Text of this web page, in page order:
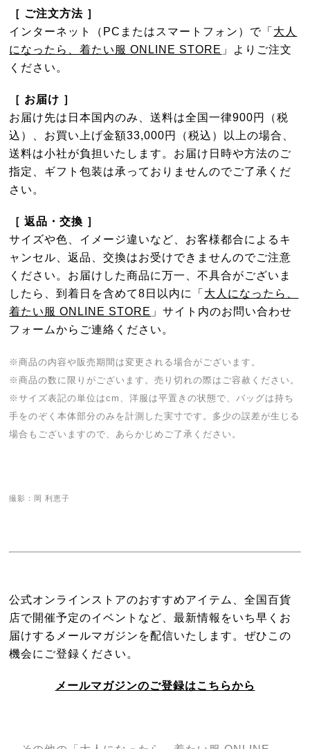
［ ご注文方法 ］
インターネット（PCまたはスマートフォン）で「大人
になったら、着たい服 ONLINE STORE 」よりご注文
ください。
［ お届け ］
お届け先は日本国内のみ、送料は全国一律900円（税
込）、お買い上げ金額33,000円（税込）以上の場合、
送料は小社が負担いたします。お届け日時や方法のご
指定、ギフト包装は承っておりませんのでご了承くだ
さい。
［ 返品・交換 ］
サイズや色、イメージ違いなど、お客様都合によるキ
ャンセル、返品、交換はお受けできませんのでご注意
ください。お届けした商品に万一、不具合がございま
したら、到着日を含めて8日以内に「大人になったら、
着たい服 ONLINE STORE 」サイト内のお問い合わせ
フォームからご連絡ください。
※商品の内容や販売期間は変更される場合がございます。
※商品の数に限りがございます。売り切れの際はご容赦ください。
※サイズ表記の単位はcm、洋服は平置きの状態で、バッグは持ち
手をのぞく本体部分のみを計測した実寸です。多少の誤差が生じる
場合もございますので、あらかじめご了承ください。
撮影：岡 利恵子
公式オンラインストアのおすすめアイテム、全国百貨
店で開催予定のイベントなど、最新情報をいち早くお
届けするメールマガジンを配信いたします。ぜひこの
機会にご登録ください。
メールマガジンのご登録はこちらから